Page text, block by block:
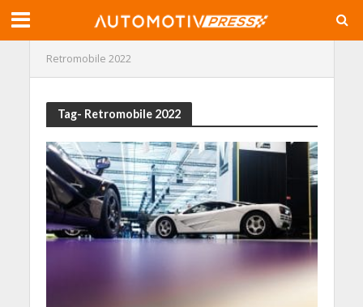
Retromobile 2022
Tag- Retromobile 2022